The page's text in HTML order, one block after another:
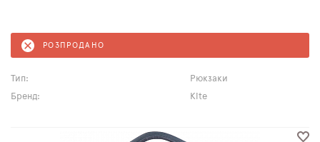
РОЗПРОДАНО
Тип:
Рюкзаки
Бренд:
Kite